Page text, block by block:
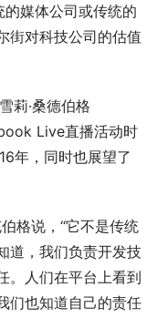
媒体公司或传统的
街对科技公司的估值
莉·桑德伯格
Live直播活动时
年，同时也展望了
格说，“它不是传统
道，我们负责开发技
。人们在平台上看到
们也知道自己的责任